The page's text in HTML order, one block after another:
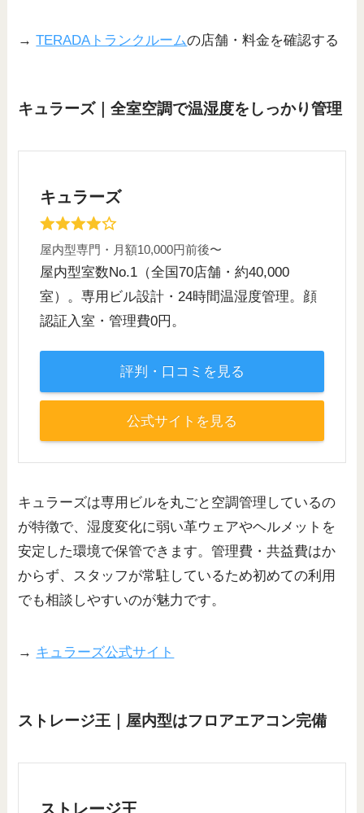
→TERADAトランクルームの店舗・料金を確認する
キュラーズ｜全室空調で温湿度をしっかり管理
キュラーズ
屋内型専門・月額10,000円前後〜
屋内型室数No.1（全国70店舗・約40,000
室）。専用ビル設計・24時間温湿度管理。顔
認証入室・管理費0円。
評判・口コミを見る
公式サイトを見る
キュラーズは専用ビルを丸ごと空調管理しているの
が特徴で、湿度変化に弱い革ウェアやヘルメットを
安定した環境で保管できます。管理費・共益費はか
からず、スタッフが常駐しているため初めての利用
でも相談しやすいのが魅力です。
→ キュラーズ公式サイト
ストレージ王｜屋内型はフロアエアコン完備
ストレージ王